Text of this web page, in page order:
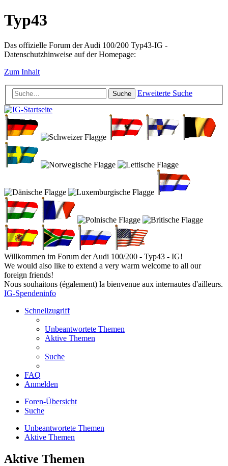
Typ43
Das offizielle Forum der Audi 100/200 Typ43-IG -
Datenschutzhinweise auf der Homepage:
Zum Inhalt
Suche Erweiterte Suche
Willkommen im Forum der Audi 100/200 - Typ43 - IG!
We would also like to extend a very warm welcome to all our
foreign friends!
Nous souhaitons (également) la bienvenue aux internautes d'ailleurs.
IG-Spendeninfo
Schnellzugriff
Unbeantwortete Themen
Aktive Themen
Suche
FAQ
Anmelden
Foren-Übersicht
Suche
Unbeantwortete Themen
Aktive Themen
Aktive Themen